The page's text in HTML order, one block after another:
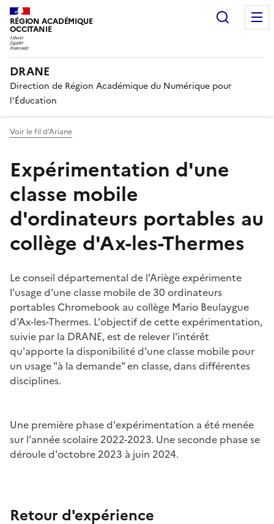
RÉGION ACADÉMIQUE
OCCITANIE
DRANE
Direction de Région Académique du Numérique pour
l'Éducation
Voir le fil d’Ariane
Expérimentation d'une
classe mobile
d'ordinateurs portables au
collège d'Ax-les-Thermes
Le conseil départemental de l'Ariège expérimente
l'usage d'une classe mobile de 30 ordinateurs
portables Chromebook au collège Mario Beulaygue
d'Ax-les-Thermes. L'objectif de cette expérimentation,
suivie par la DRANE, est de relever l'intérêt
qu'apporte la disponibilité d'une classe mobile pour
un usage "à la demande" en classe, dans différentes
disciplines.
Une première phase d'expérimentation a été menée
sur l'année scolaire 2022-2023. Une seconde phase se
déroule d'octobre 2023 à juin 2024.
Retour d'expérience